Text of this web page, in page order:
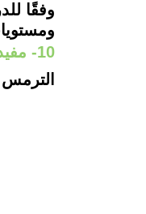
وفقًا
10- مفيد لصحة العظام والأسنان